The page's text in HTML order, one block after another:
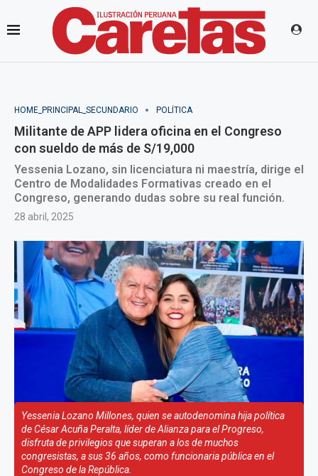
HOME_PRINCIPAL_SECUNDARIO POLÍTICA
Militante de APP lidera oficina en el Congreso
con sueldo de más de S/19,000
Yessenia Lozano, sin licenciatura ni maestría, dirige el
Centro de Modalidades Formativas creado en el
Congreso, generando dudas sobre su real función.
28 abril, 2025
Yessenia Lozano Millones, quien se autodenomina hija política
de César Acuña Peralta, líder de Alianza para el Progreso,
disfruta de privilegios que superan a los de muchos
congresistas, a sus 36 años, como funcionaria pública en el
Congreso de la República.